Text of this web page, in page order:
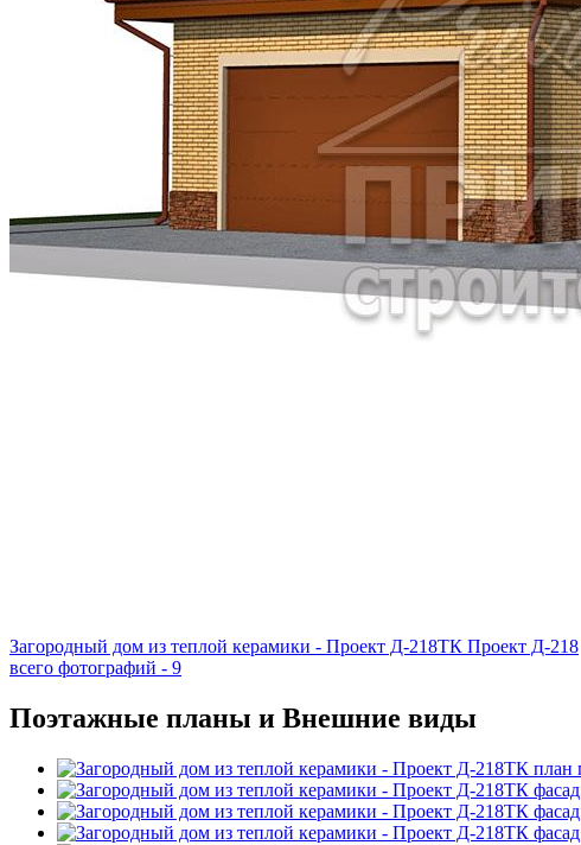
Загородный дом из теплой керамики - Проект Д-218ТК Проект Д-218
всего фотографий - 9
Поэтажные планы и Внешние виды